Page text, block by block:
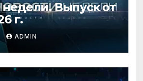
Выпуск от
г.
ADMIN